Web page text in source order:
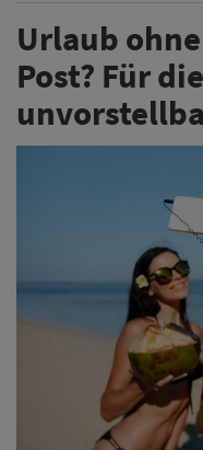
Entspannter Tag am
Gipfel oder
Urlaubserlebnis nicht
Urlauberinnen und
Weiterlesen